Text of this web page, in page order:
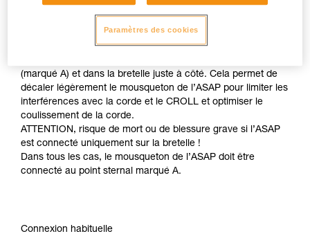
Pour gagner encore en efficacité en montée, il est possible
(marqué A) et dans la bretelle juste à côté. Cela permet de
décaler légèrement le mousqueton de l’ASAP pour limiter les
interférences avec la corde et le CROLL et optimiser le
coulissement de la corde.
ATTENTION, risque de mort ou de blessure grave si l’ASAP
est connecté uniquement sur la bretelle !
Dans tous les cas, le mousqueton de l’ASAP doit être
connecté au point sternal marqué A.
Connexion habituelle
Paramètres des cookies